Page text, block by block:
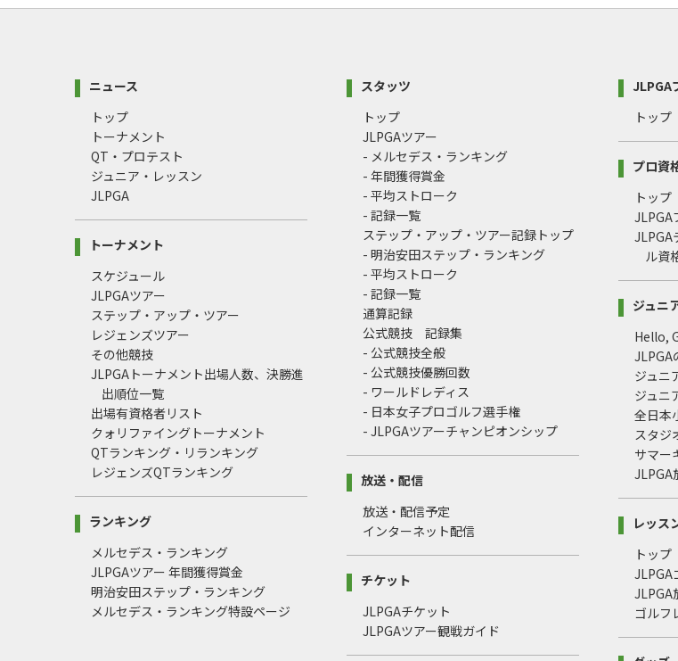
ニュース
トップ
トーナメント
QT・プロテスト
ジュニア・レッスン
JLPGA
トーナメント
スケジュール
JLPGAツアー
ステップ・アップ・ツアー
レジェンズツアー
その他競技
JLPGAトーナメント出場人数、決勝進
出順位一覧
出場有資格者リスト
クォリファイングトーナメント
QTランキング・リランキング
レジェンズQTランキング
ランキング
メルセデス・ランキング
JLPGAツアー 年間獲得賞金
明治安田ステップ・ランキング
メルセデス・ランキング特設ページ
スタッツ
トップ
JLPGAツアー
- メルセデス・ランキング
- 年間獲得賞金
- 平均ストローク
- 記録一覧
ステップ・アップ・ツアー記録トップ
- 明治安田ステップ・ランキング
- 平均ストローク
- 記録一覧
通算記録
公式競技 記録集
- 公式競技全般
- 公式競技優勝回数
- ワールドレディス
- 日本女子プロゴルフ選手権
- JLPGAツアーチャンピオンシップ
放送・配信
放送・配信予定
インターネット配信
チケット
JLPGAチケット
JLPGAツアー観戦ガイド
JLPGA
トップ
プロ資
トップ
JLPGA
JLPGA
ル資
ジュニ
Hello,
JLPGA
ジュニ
ジュニ
全日本
スタジ
サマー
JLPGA
レッス
トップ
JLPGA
JLPGA
ゴルフ